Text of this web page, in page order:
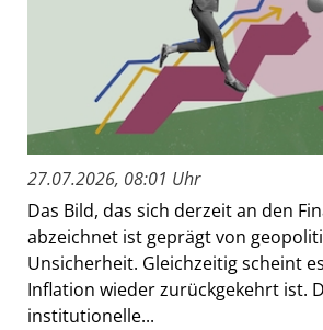
27.07.2026, 08:01 Uhr
Das Bild, das sich derzeit an den
abzeichnet ist geprägt von
Unsicherheit. Gleichzeitig scheint
Inflation wieder zurückgekehrt ist.
institutionelle...